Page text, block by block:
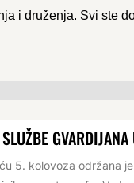
i druženja. Svi ste
5. kolovoza održana